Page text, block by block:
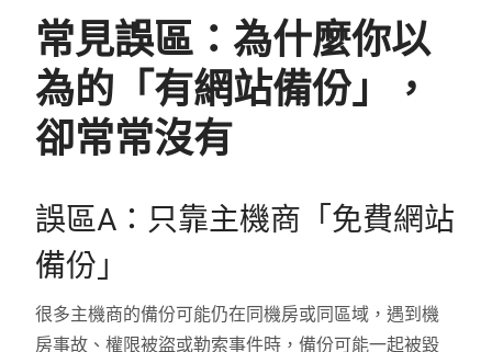
常見誤區：為什麼你以
為的「有網站備份」，
卻常常沒有
誤區A：只靠主機商「免費網站
備份」
很多主機商的備份可能仍在同機房或同區域，遇到機
房事故、權限被盜或勒索事件時，備份可能一起被毀